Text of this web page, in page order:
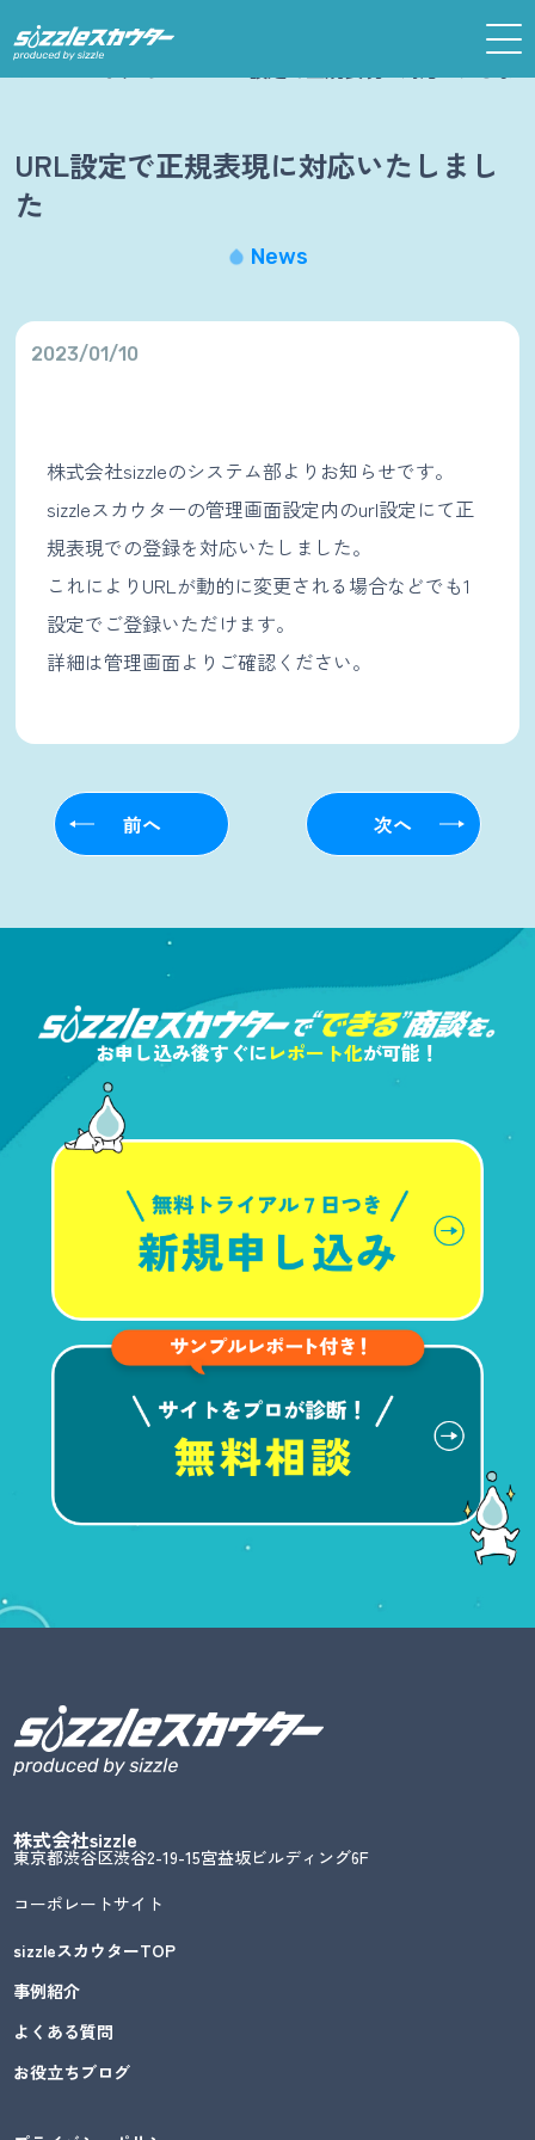
ホーム
URL設定で正規表現に対応いたしまし
た
News
2023/01/10
株式会社sizzleのシステム部よりお知らせです。
sizzleスカウターの管理画面設定内のurl設定にて正
規表現での登録を対応いたしました。
これによりURLが動的に変更される場合などでも1
設定でご登録いただけます。
詳細は管理画面よりご確認ください。
前へ 次へ
お申し込み後すぐにレポート化が可能！
株式会社sizzle
東京都渋谷区渋谷2-19-15宮益坂ビルディング6F
コーポレートサイト
sizzleスカウターTOP
事例紹介
よくある質問
お役立ちブログ